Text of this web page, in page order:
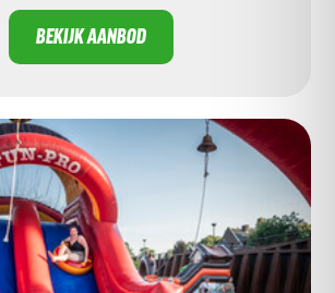
BEKIJK AANBOD